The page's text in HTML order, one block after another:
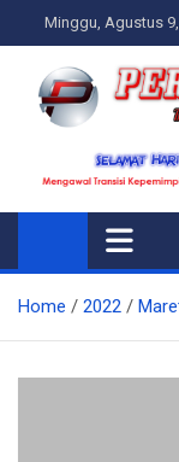
to
content
Minggu, Agustus
Ispiratif
Home 2022